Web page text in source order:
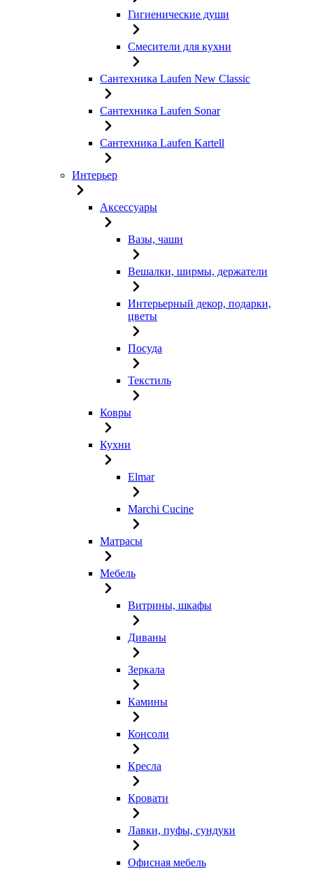
Гигиенические души
Смесители для кухни
Сантехника Laufen New Classic
Сантехника Laufen Sonar
Сантехника Laufen Kartell
Интерьер
Аксессуары
Вазы, чаши
Вешалки, ширмы, держатели
Интерьерный декор, подарки,
цветы
Посуда
Текстиль
Ковры
Кухни
Elmar
Marchi Cucine
Матрасы
Мебель
Витрины, шкафы
Диваны
Зеркала
Камины
Консоли
Кресла
Кровати
Лавки, пуфы, сундуки
Офисная мебель